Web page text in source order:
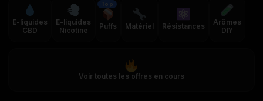
E-liquides
CBD
E-liquides
Nicotine
Top
Puffs Matériel Résistances
Arômes
DIY
Voir toutes les offres en cours